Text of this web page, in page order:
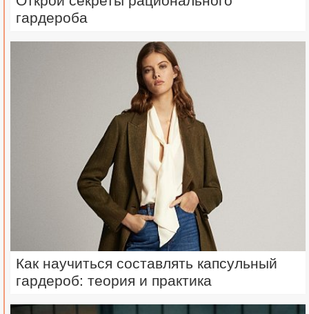
гардероба
Как научиться составлять капсульный
гардероб: теория и практика